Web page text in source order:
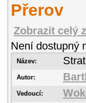
Přerov
Zobrazit celý
Není dostupný
Název:
Autor:
Vedoucí: